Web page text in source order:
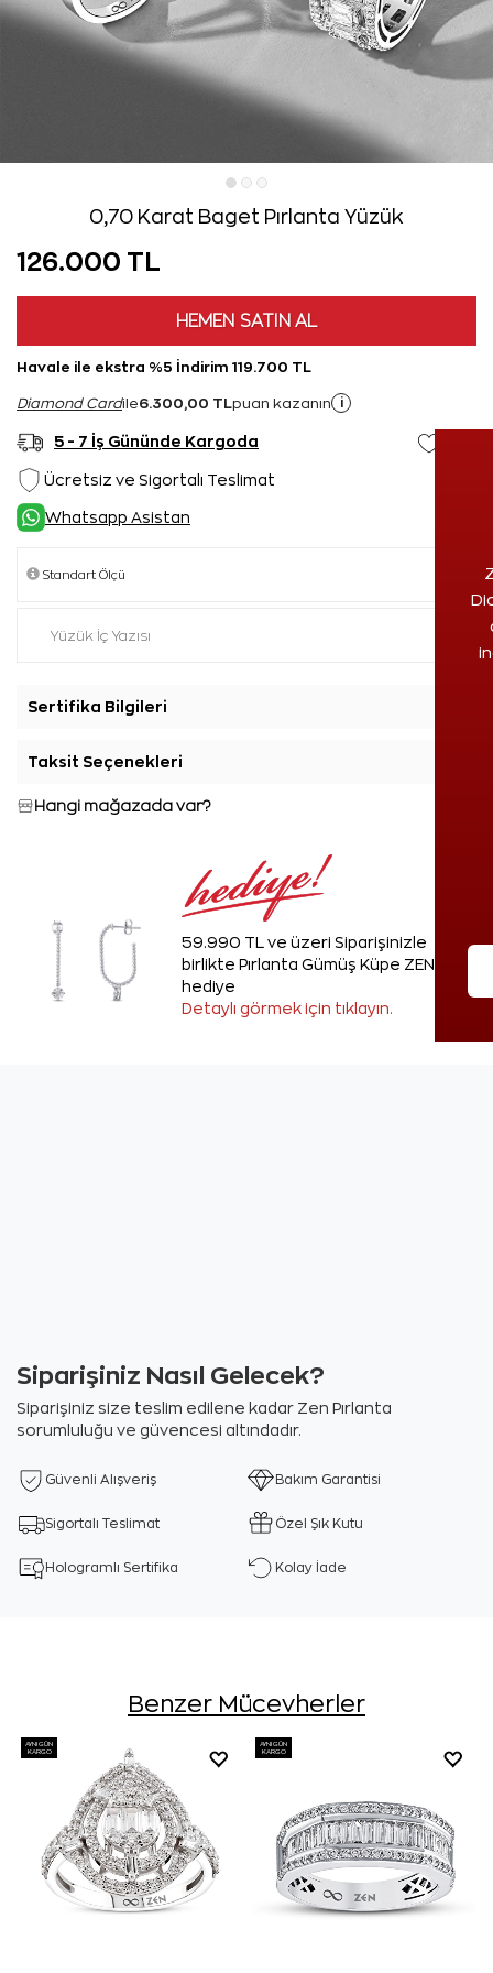
0,70 Karat Baget Pırlanta Yüzük
126.000 TL
HEMEN SATIN AL
Havale ile ekstra %5 İndirim 119.700 TL
Diamond Cardile6.300,00 TL puan kazanın i
5 - 7 İş Gününde Kargoda
Ücretsiz ve Sigortalı Teslimat
Whatsapp Asistan
Sertifika Bilgileri
Taksit Seçenekleri
Hangi mağazada var?
59.990 TL ve üzeri Siparişinizle
birlikte Pırlanta Gümüş Küpe ZEN'den
hediye
Detaylı görmek için tıklayın.
Siparişiniz Nasıl Gelecek?
Siparişiniz size teslim edilene kadar Zen Pırlanta
sorumluluğu ve güvencesi altındadır.
Güvenli Alışveriş Bakım Garantisi
Sigortalı Teslimat Özel Şık Kutu
Hologramlı Sertifika Kolay İade
Benzer Mücevherler
AYNI GÜN
KARGO
AYNI GÜN
KARGO